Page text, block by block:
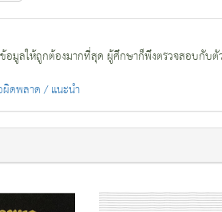
มูลให้ถูกต้องมากที่สุด ผู้ศึกษาก็พึงตรวจสอบกับ
ผิดพลาด / แนะนำ